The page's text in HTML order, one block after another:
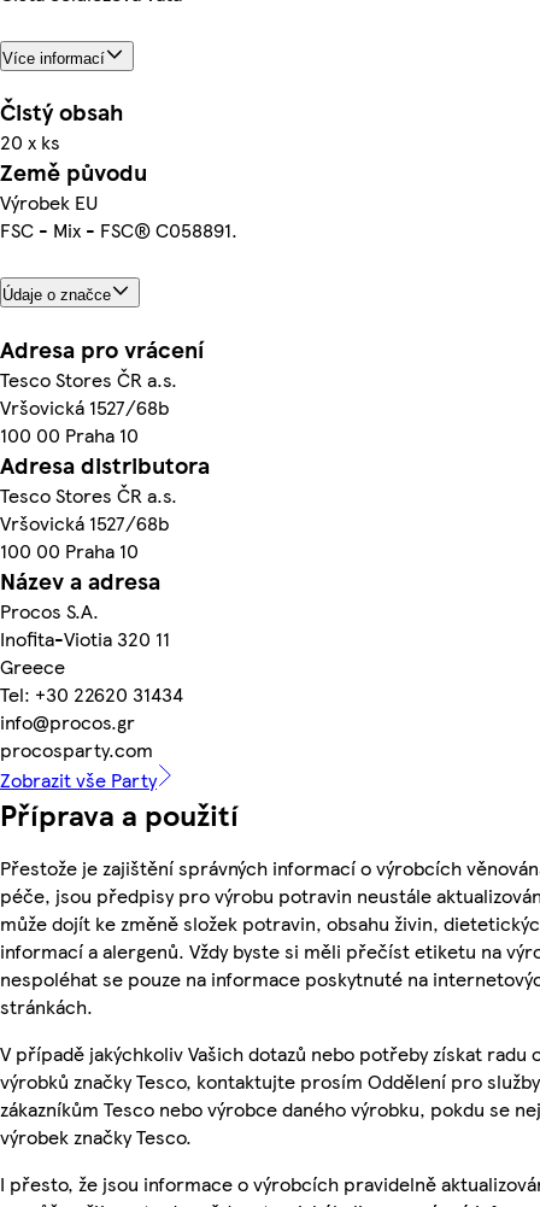
Více informací
Čistý obsah
20 x ks
Země původu
Výrobek EU
FSC - Mix - FSC® C058891.
Údaje o značce
Adresa pro vrácení
Tesco Stores ČR a.s.
Vršovická 1527/68b
100 00 Praha 10
Adresa distributora
Tesco Stores ČR a.s.
Vršovická 1527/68b
100 00 Praha 10
Název a adresa
Procos S.A.
Inofita-Viotia 320 11
Greece
Tel: +30 22620 31434
info@procos.gr
procosparty.com
Zobrazit vše Party
Příprava a použití
Přestože je zajištění správných informací o výrobcích
péče, jsou předpisy pro výrobu potravin neustále
může dojít ke změně složek potravin, obsahu živin,
informací a alergenů. Vždy byste si měli přečíst etiketu na
nespoléhat se pouze na informace poskytnuté na
stránkách.
V případě jakýchkoliv Vašich dotazů nebo potřeby získat radu
výrobků značky Tesco, kontaktujte prosím Oddělení pro služby
zákazníkům Tesco nebo výrobce daného výrobku, pokdu se
výrobek značky Tesco.
I přesto, že jsou informace o výrobcích pravidelně